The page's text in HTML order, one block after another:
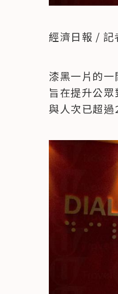
經濟日報 / 記
漆黑一片的
旨在提升公
與人次已超